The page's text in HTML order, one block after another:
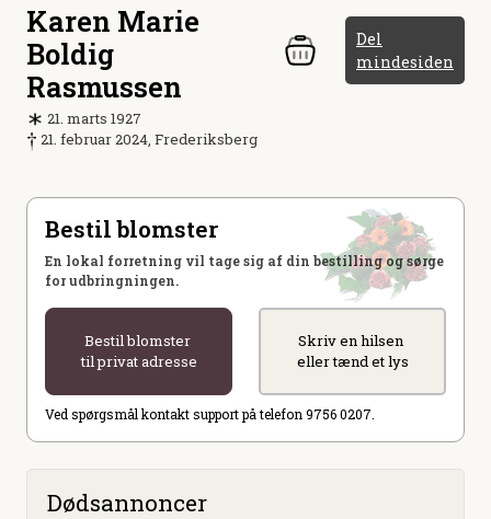
Karen Marie
Boldig
Rasmussen
Del
mindesiden
21. marts 1927
21. februar 2024, Frederiksberg
Bestil blomster
En lokal forretning vil tage sig af din bestilling og sørge
for udbringningen.
Bestil blomster
til privat adresse
Skriv en hilsen
eller tænd et lys
Ved spørgsmål kontakt support på telefon 9756 0207.
Dødsannoncer